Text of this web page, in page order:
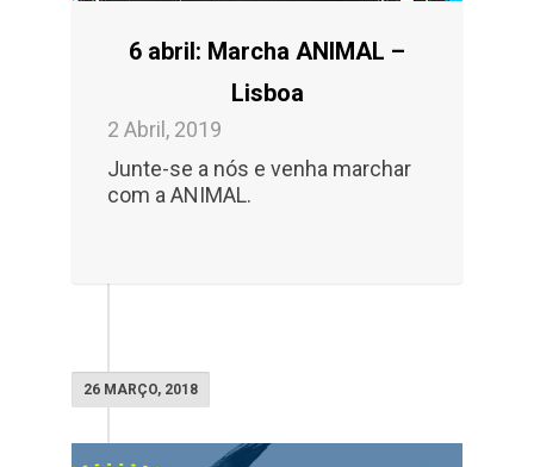
6 abril: Marcha ANIMAL –
Lisboa
2 Abril, 2019
Junte-se a nós e venha marchar
com a ANIMAL.
26 MARÇO, 2018